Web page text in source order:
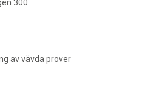
av vävda prover